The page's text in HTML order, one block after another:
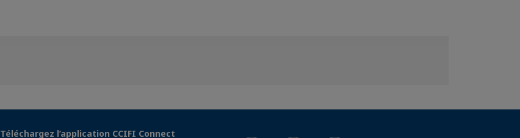
Téléchargez l’application CCIFI Connect